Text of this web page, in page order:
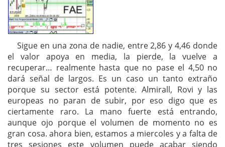
Sigue en una zona de nadie, entre 2,86 y 4,46 donde
el valor apoya en media, la pierde, la vuelve a
recuperar… realmente hasta que no pase el 4,50 no
dará señal de largos. Es un caso un tanto extraño
porque su sector está potente. Almirall, Rovi y las
europeas no paran de subir, por eso digo que es
ciertamente raro. La mano fuerte está entrando,
aunque ojo porque el volumen de momento no es
gran cosa. ahora bien, estamos a miercoles y a falta de
tres sesiones este volumen puede acabar siendo